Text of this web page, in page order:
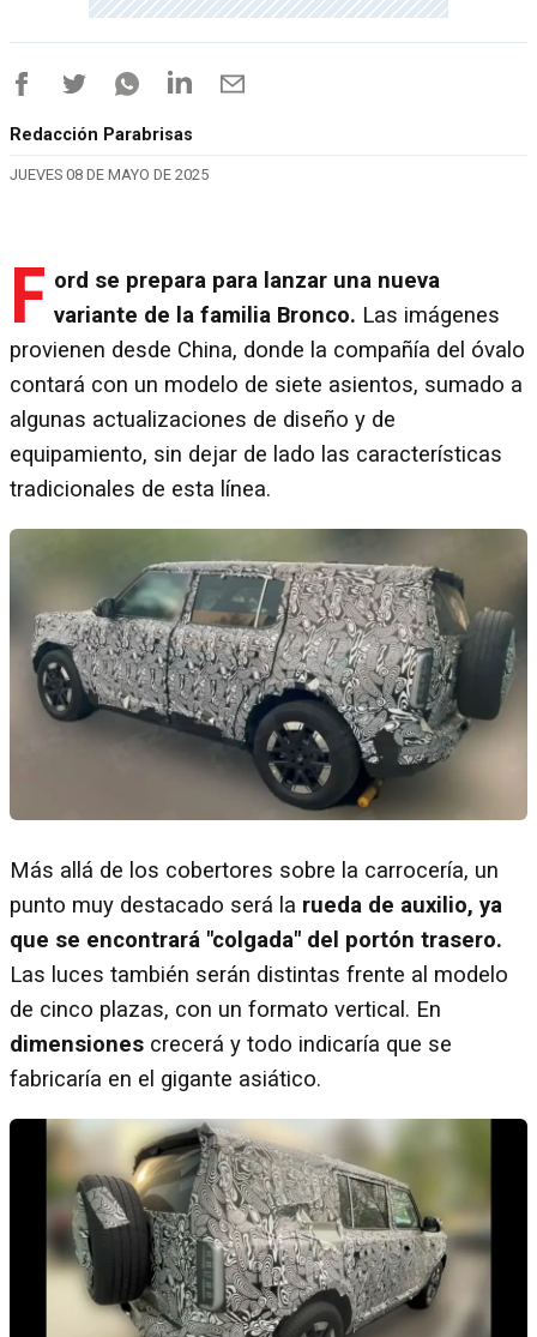
Redacción Parabrisas
JUEVES 08 DE MAYO DE 2025
F ord se prepara para lanzar una nueva
variante de la familia Bronco. Las imágenes
provienen desde China, donde la compañía del óvalo
contará con un modelo de siete asientos, sumado a
algunas actualizaciones de diseño y de
equipamiento, sin dejar de lado las características
tradicionales de esta línea.
Más allá de los cobertores sobre la carrocería, un
punto muy destacado será la rueda de auxilio, ya
que se encontrará "colgada" del portón trasero.
Las luces también serán distintas frente al modelo
de cinco plazas, con un formato vertical. En
dimensiones crecerá y todo indicaría que se
fabricaría en el gigante asiático.